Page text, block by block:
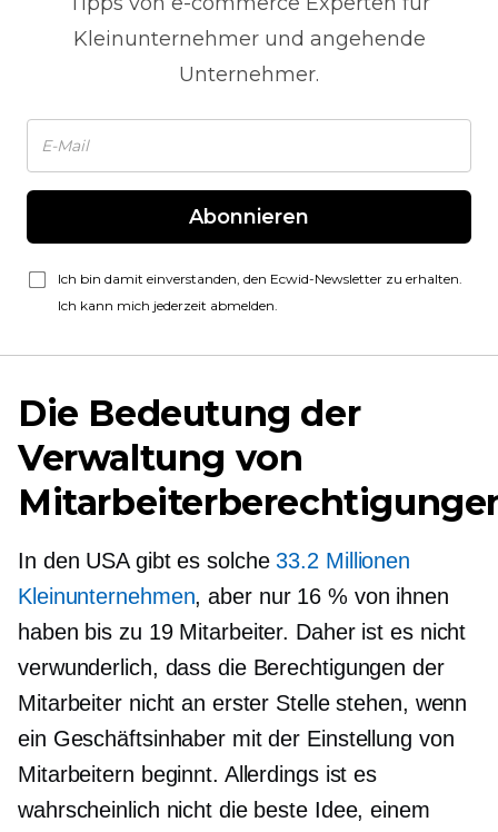
Kleinunternehmer und angehende
Unternehmer.
Abonnieren
Ich bin damit einverstanden, den Ecwid-Newsletter zu erhalten.
Ich kann mich jederzeit abmelden.
Die Bedeutung der
Verwaltung von
In den USA gibt es solche33.2 Millionen
Kleinunternehmen, aber nur 16 % von ihnen
haben bis zu 19 Mitarbeiter. Daher ist es nicht
verwunderlich, dass die Berechtigungen der
Mitarbeiter nicht an erster Stelle stehen, wenn
ein Geschäftsinhaber mit der Einstellung von
Mitarbeitern beginnt. Allerdings ist es
wahrscheinlich nicht die beste Idee, einem